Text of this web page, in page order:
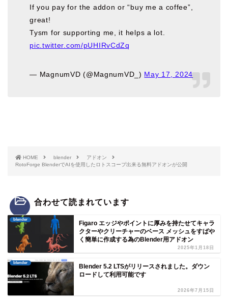
If you pay for the addon or “buy me a coffee”,
great!
Tysm for supporting me, it helps a lot.
pic.twitter.com/pUHIRvCdZq
— MagnumVD (@MagnumVD_) May 17, 2024
HOME blender
アドオン
RotoForge BlenderでAIを使用したロトスコープ出来る無料アドオンが公開
合わせて読まれています
blender
Figaro エッジやポイントに厚みを持たせてキャラ
クターやクリーチャーのベース メッシュをすばや
く簡単に作成する為のBlender用アドオン
2025年1月18日
blender
Blender 5.2 LTSがリリースされました。ダウン
ロードして利用可能です
2026年7月15日